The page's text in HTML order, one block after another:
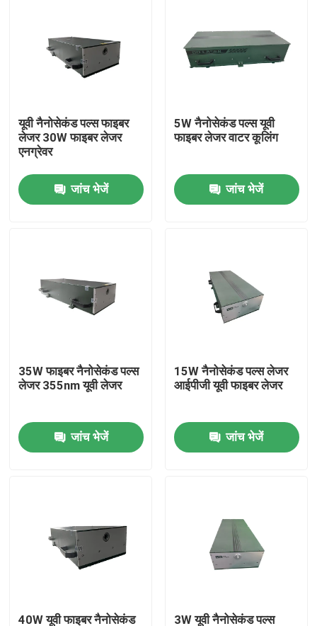
हमारे बारे में
कारखाना भ्रमण
संपर्क करें
एक उद्धरण की विनती करे
ग्रीन फाइबर लेजर
यूवी नैनोसेकंड पल्स फाइबर
लेजर 30W फाइबर लेजर
एनग्रेवर
जांच भेजें
5W नैनोसेकंड पल्स यूवी
फाइबर लेजर वाटर कूलिंग
जांच भेजें
35W फाइबर नैनोसेकंड पल्स
लेजर 355nm यूवी लेजर
जांच भेजें
15W नैनोसेकंड पल्स लेजर
आईपीजी यूवी फाइबर लेजर
जांच भेजें
40W यूवी फाइबर नैनोसेकंड 3W यूवी नैनोसेकंड पल्स